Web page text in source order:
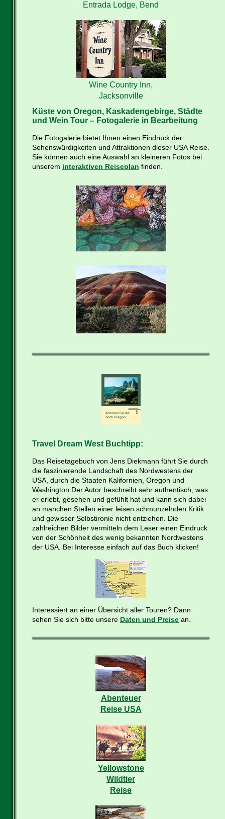
Entrada Lodge, Bend
Wine Country Inn,
Jacksonville
Küste von Oregon, Kaskadengebirge, Städte
und Wein Tour – Fotogalerie in Bearbeitung
Die Fotogalerie bietet Ihnen einen Eindruck der
Sehenswürdigkeiten und Attraktionen dieser USA Reise.
Sie können auch eine Auswahl an kleineren Fotos bei
unserem interaktiven Reiseplan finden.
Travel Dream West Buchtipp:
Das Reisetagebuch von Jens Diekmann führt Sie durch
die faszinierende Landschaft des Nordwestens der
USA, durch die Staaten Kalifornien, Oregon und
Washington.Der Autor beschreibt sehr authentisch, was
er erlebt, gesehen und gefühlt hat und kann sich dabei
an manchen Stellen einer leisen schmunzelnden Kritik
und gewisser Selbstironie nicht entziehen. Die
zahlreichen Bilder vermitteln dem Leser einen Eindruck
von der Schönheit des wenig bekannten Nordwestens
der USA. Bei Interesse einfach auf das Buch klicken!
Interessiert an einer Übersicht aller Touren? Dann
sehen Sie sich bitte unsere Daten und Preise an.
Abenteuer
Reise USA
Yellowstone
Wildtier
Reise